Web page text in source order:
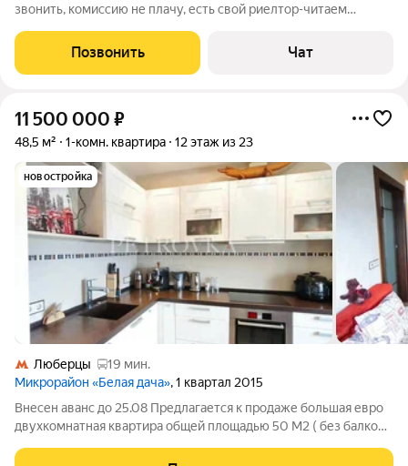
звонить, комиссию не плачу, есть свой риелтор-читаем
планировка распашонка с московской пропиской в доме
Комфорт + класса, монолит постройки
Позвонить Чат
11 500 000 ₽
48,5 м² 1-комн. квартира 12 этаж из 23
новостройка
Люберцы
19 мин.
Микрорайон «Белая дача», 1 квартал 2015
Внесен аванс до 25.08 Предлагается к продаже большая евро
двухкомнатная квартира общей площадью 50 М2 ( без балкона
ремонтом, продумано все до мелочей (делали для себя!):